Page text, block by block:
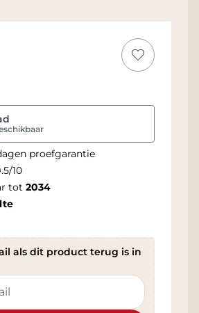
proefgarantie
10
tot 2034
als dit product terug is in